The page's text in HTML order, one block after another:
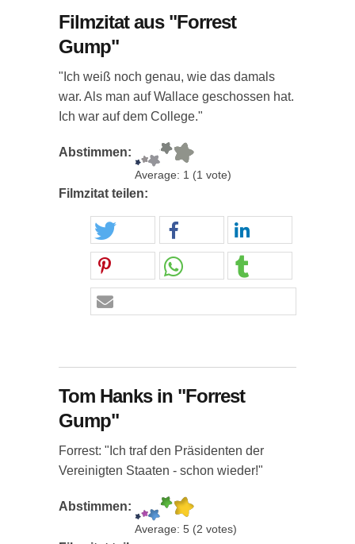
Filmzitat aus "Forrest
Gump"
"Ich weiß noch genau, wie das damals
war. Als man auf Wallace geschossen hat.
Ich war auf dem College."
Abstimmen:
Average: 1 (1 vote)
Filmzitat teilen:
Tom Hanks in "Forrest
Gump"
Forrest: "Ich traf den Präsidenten der
Vereinigten Staaten - schon wieder!"
Abstimmen:
Average: 5 (2 votes)